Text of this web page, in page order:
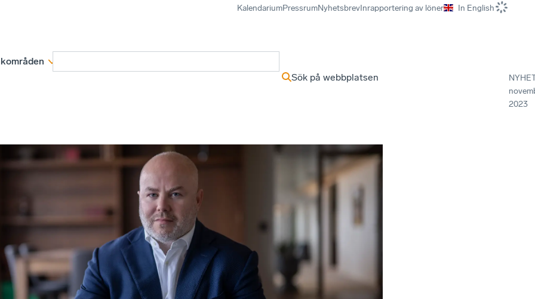
KalendariumPressrumNyhetsbrevInrapportering av löner In English
Sök på webbplatsen
2023